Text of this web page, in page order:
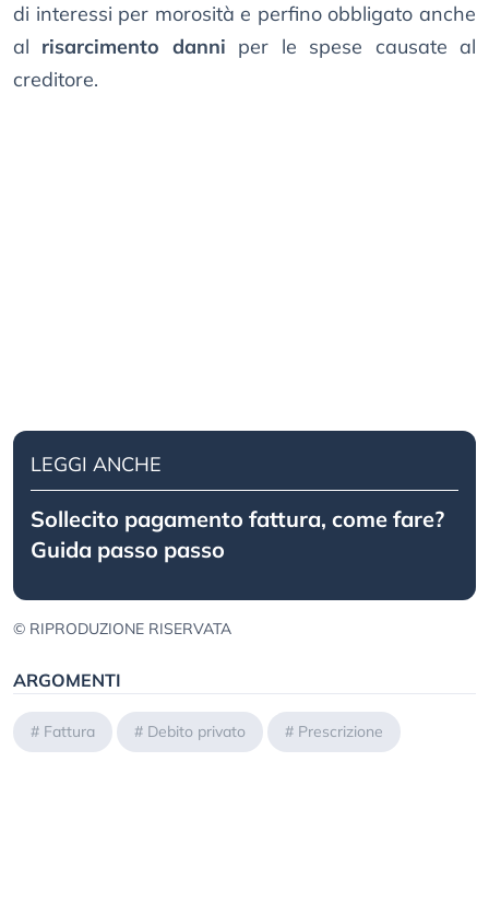
di interessi per morosità e perfino obbligato anche
al risarcimento danni per le spese causate al
creditore.
LEGGI ANCHE
Sollecito pagamento fattura, come fare?
Guida passo passo
© RIPRODUZIONE RISERVATA
ARGOMENTI
# Fattura # Debito privato # Prescrizione